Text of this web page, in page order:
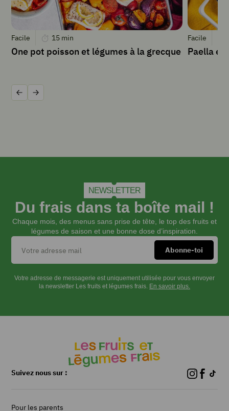
Mixer
la
d’un
demi-
melon,
environ
25
passoire
fine.
Confectionner
billes
de
melon
cuillère
melon
le
Facile 15 min
One pot poisson et légumes à la grecque
Facile
Paella
Précédent
Suivant
NEWSLETTER
Du frais dans ta boîte mail !
Chaque mois, des menus sans prise de tête, le top des fruits et
légumes de saison et une bonne dose d’inspiration.
Votre adresse de messagerie est uniquement utilisée pour vous envoyer
la newsletter Les fruits et légumes frais. En savoir plus.
Suivez nous sur :
Pour les parents